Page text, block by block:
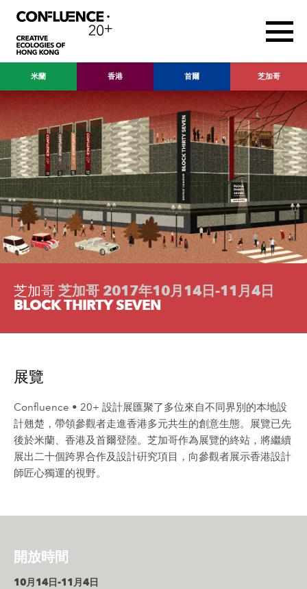
米蘭 香港 首爾 芝加哥
芝加哥 芝加哥 2017年10月14日-11月4日
BLOCK THIRTY SEVEN
展覽
Confluence • 20+ 設計展匯聚了多位來自不同界別的本地設
計翹楚，帶領參觀者走進香港多元共生的創意生態。展覽已先
後於米蘭、香港及首爾登陸。芝加哥作為展覽的終站，將繼續
展出二十個跨界合作及設計硏究項目，向參觀者展示香港設計
師匠心獨運的視野。
開放時間
10月14日-11月4日